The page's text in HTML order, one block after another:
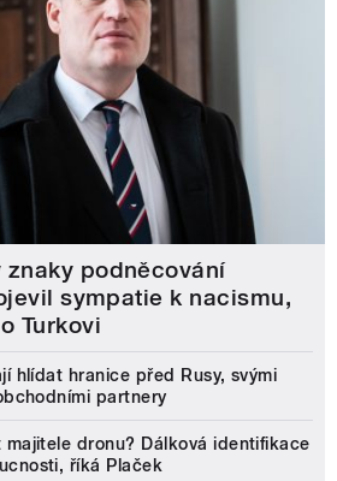
podněcování
sympatie k nacismu,
Turkovi
hlídat hranice před Rusy, svými
partnery
dronu? Dálková identifikace
říká Plaček